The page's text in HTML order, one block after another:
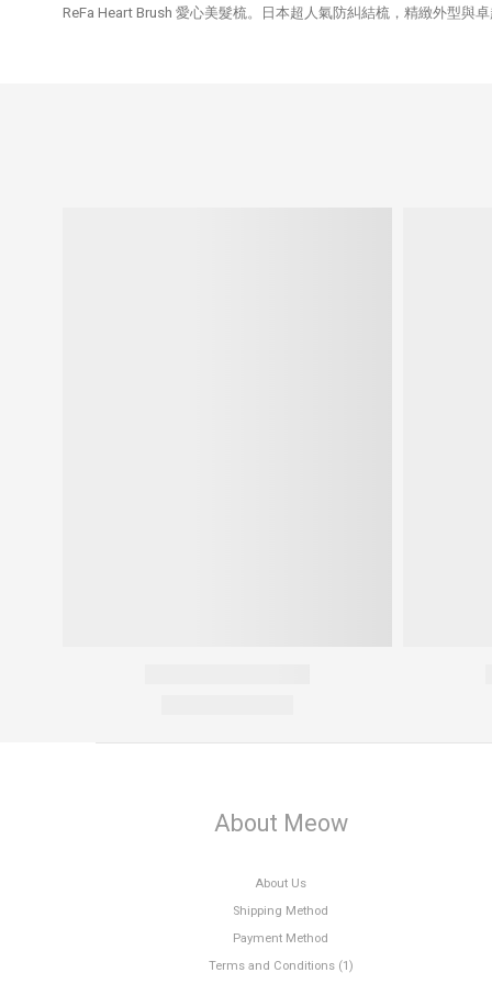
ReFa Heart Brush 愛心美髮梳。日本超人氣防糾結梳，精緻外型與
About Meow
About Us
Shipping Method
Payment Method
Terms and Conditions (1)